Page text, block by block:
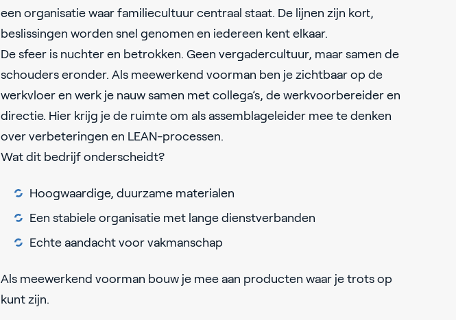
een organisatie waar familiecultuur centraal staat. De lijnen zijn kort,
beslissingen worden snel genomen en iedereen kent elkaar.
De sfeer is nuchter en betrokken. Geen vergadercultuur, maar samen de
schouders eronder. Als meewerkend voorman ben je zichtbaar op de
werkvloer en werk je nauw samen met collega’s, de werkvoorbereider en
directie. Hier krijg je de ruimte om als assemblageleider mee te denken
over verbeteringen en LEAN-processen.
Wat dit bedrijf onderscheidt?
Hoogwaardige, duurzame materialen
Een stabiele organisatie met lange dienstverbanden
Echte aandacht voor vakmanschap
Als meewerkend voorman bouw je mee aan producten waar je trots op
kunt zijn.